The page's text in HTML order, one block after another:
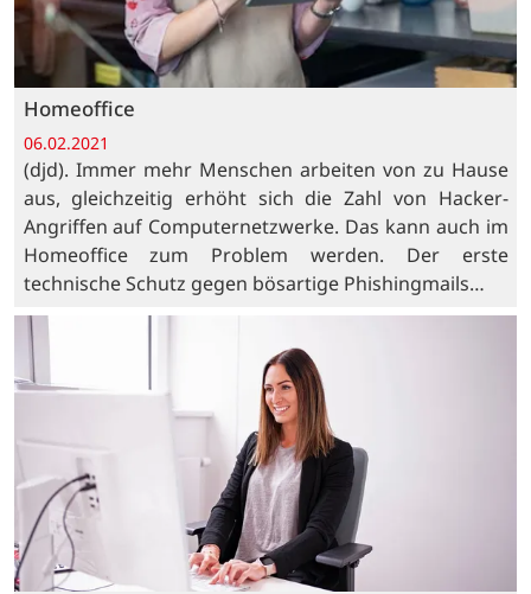
Homeoffice
06.02.2021
(djd). Immer mehr Menschen arbeiten von zu Hause
aus, gleichzeitig erhöht sich die Zahl von Hacker-
Angriffen auf Computernetzwerke. Das kann auch im
Homeoffice zum Problem werden. Der erste
technische Schutz gegen bösartige Phishingmails…